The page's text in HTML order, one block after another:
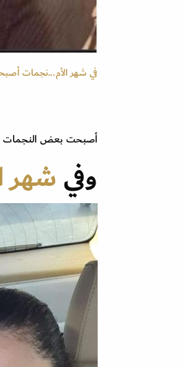
في شهر الأم...نجمات
أصبحت بعض النجمات
وفيشهر